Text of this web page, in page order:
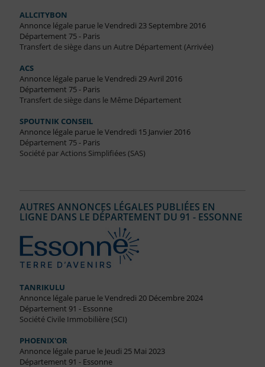
ALLCITYBON
Annonce légale parue le Vendredi 23 Septembre 2016
Département 75 - Paris
Transfert de siège dans un Autre Département (Arrivée)
ACS
Annonce légale parue le Vendredi 29 Avril 2016
Département 75 - Paris
Transfert de siège dans le Même Département
SPOUTNIK CONSEIL
Annonce légale parue le Vendredi 15 Janvier 2016
Département 75 - Paris
Société par Actions Simplifiées (SAS)
AUTRES ANNONCES LÉGALES PUBLIÉES EN
LIGNE DANS LE DÉPARTEMENT DU 91 - ESSONNE
TANRIKULU
Annonce légale parue le Vendredi 20 Décembre 2024
Département 91 - Essonne
Société Civile Immobilière (SCI)
PHOENIX'OR
Annonce légale parue le Jeudi 25 Mai 2023
Département 91 - Essonne